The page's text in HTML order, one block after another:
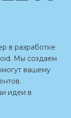
в разработке
Мы создаем
вашему
идеи в